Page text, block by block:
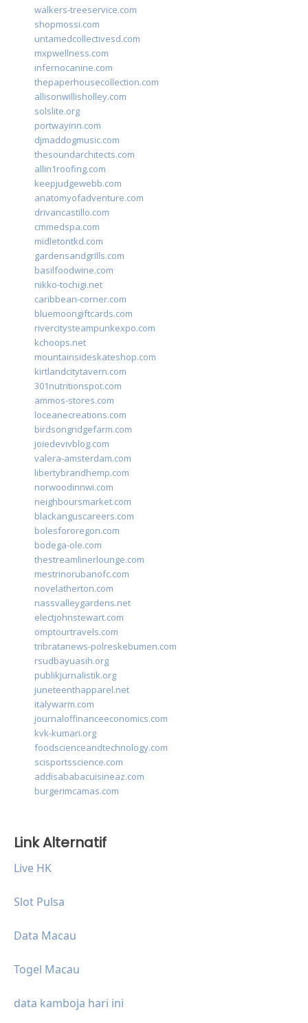
walkers-treeservice.com
shopmossi.com
untamedcollectivesd.com
mxpwellness.com
infernocanine.com
thepaperhousecollection.com
allisonwillisholley.com
solslite.org
portwayinn.com
djmaddogmusic.com
thesoundarchitects.com
allin1roofing.com
keepjudgewebb.com
anatomyofadventure.com
drivancastillo.com
cmmedspa.com
midletontkd.com
gardensandgrills.com
basilfoodwine.com
nikko-tochigi.net
caribbean-corner.com
bluemoongiftcards.com
rivercitysteampunkexpo.com
kchoops.net
mountainsideskateshop.com
kirtlandcitytavern.com
301nutritionspot.com
ammos-stores.com
loceanecreations.com
birdsongridgefarm.com
joiedevivblog.com
valera-amsterdam.com
libertybrandhemp.com
norwoodinnwi.com
neighboursmarket.com
blackanguscareers.com
bolesfororegon.com
bodega-ole.com
thestreamlinerlounge.com
mestrinorubanofc.com
novelatherton.com
nassvalleygardens.net
electjohnstewart.com
omptourtravels.com
tribratanews-polreskebumen.com
rsudbayuasih.org
publikjurnalistik.org
juneteenthapparel.net
italywarm.com
journaloffinanceeconomics.com
kvk-kumari.org
foodscienceandtechnology.com
scisportsscience.com
addisababacuisineaz.com
burgerimcamas.com
Link Alternatif
Live HK
Slot Pulsa
Data Macau
Togel Macau
data kamboja hari ini